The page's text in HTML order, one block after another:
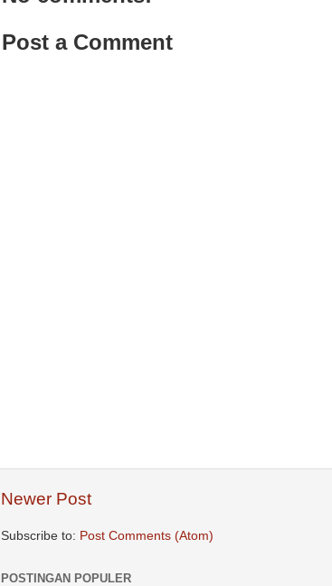
Post a Comment
Newer Post
Subscribe to: Post Comments (Atom)
POSTINGAN POPULER